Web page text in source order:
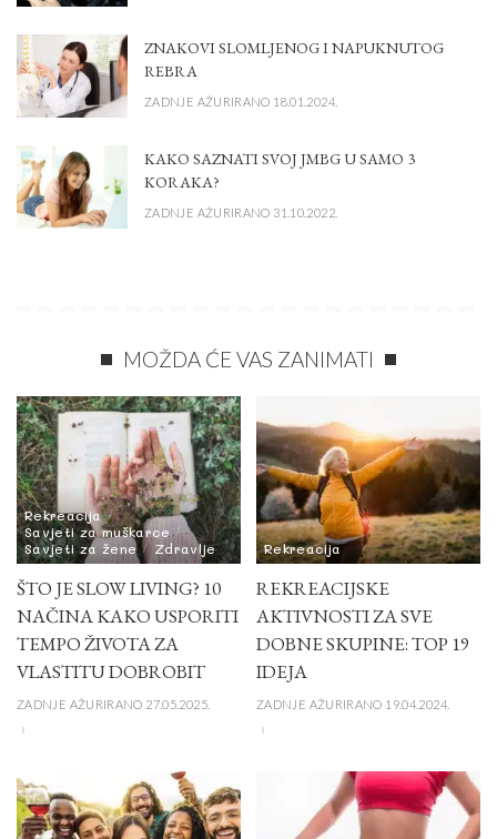
ZNAKOVI SLOMLJENOG I NAPUKNUTOG
REBRA
ZADNJE AŽURIRANO 18.01.2024.
KAKO SAZNATI SVOJ JMBG U SAMO 3
KORAKA?
ZADNJE AŽURIRANO 31.10.2022.
MOŽDA ĆE VAS ZANIMATI
Rekreacija
Savjeti za muškarce
Savjeti za žene
Zdravlje
ŠTO JE SLOW LIVING? 10
NAČINA KAKO USPORITI
TEMPO ŽIVOTA ZA
VLASTITU DOBROBIT
ZADNJE AŽURIRANO 27.05.2025.
Rekreacija
REKREACIJSKE
AKTIVNOSTI ZA SVE
DOBNE SKUPINE: TOP 19
IDEJA
ZADNJE AŽURIRANO 19.04.2024.